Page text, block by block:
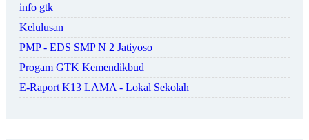
info gtk
Kelulusan
PMP - EDS SMP N 2 Jatiyoso
Progam GTK Kemendikbud
E-Raport K13 LAMA - Lokal Sekolah